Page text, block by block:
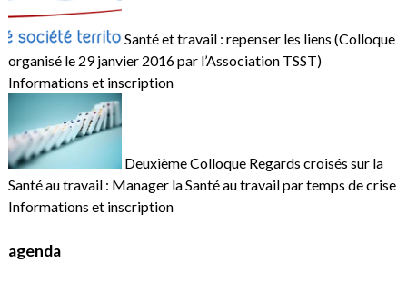
Santé et travail : repenser les liens (Colloque
organisé le 29 janvier 2016 par l’Association TSST)
Informations et inscription
Deuxième Colloque Regards croisés sur la
Santé au travail : Manager la Santé au travail par temps de crise
Informations et inscription
agenda